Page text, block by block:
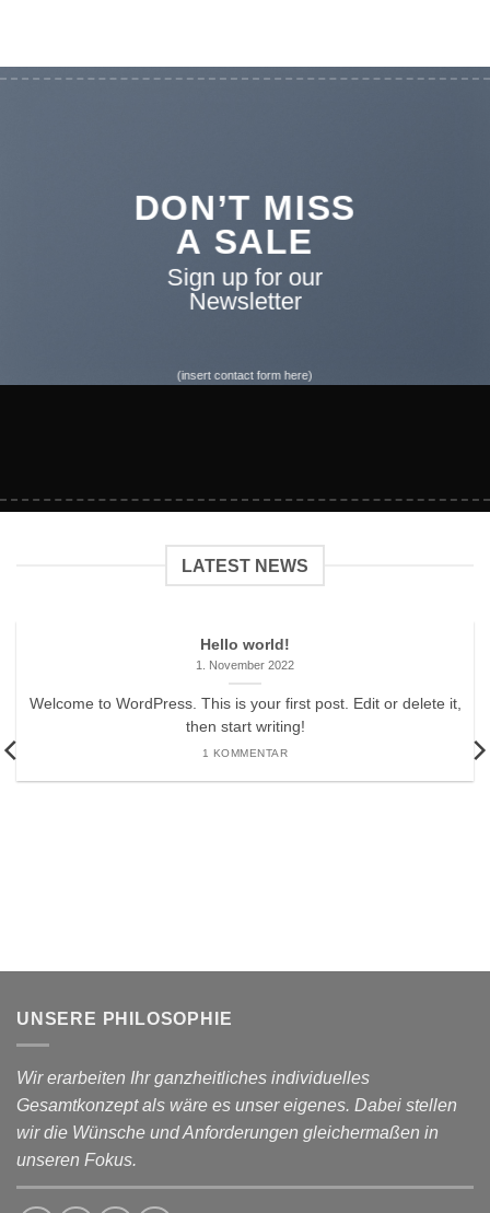
DON’T MISS
A SALE
Sign up for our
Newsletter
(insert contact form here)
LATEST NEWS
Hello world!
1. November 2022
Welcome to WordPress. This is your first post. Edit or delete it,
then start writing!
1 KOMMENTAR
UNSERE PHILOSOPHIE
Wir erarbeiten Ihr ganzheitliches individuelles
Gesamtkonzept als wäre es unser eigenes. Dabei stellen
wir die Wünsche und Anforderungen gleichermaßen in
unseren Fokus.